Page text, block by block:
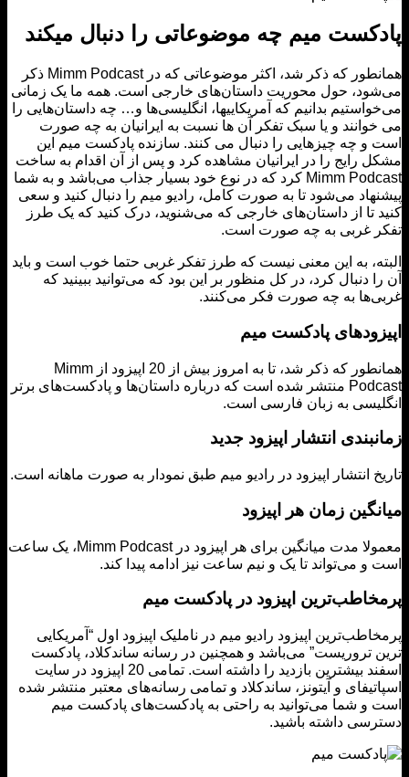
میم چه موضوعاتی را دنبال میکند
همانطور که ذکر شد، اکثر موضوعاتی که در Mimm Podcast ذکر
حول محوریت داستان‌های خارجی است. همه ما یک زمانی
می‌خواستیم بدانیم که آمریکایی‎ها، انگلیسی‌ها و… چه داستان‌هایی را
و یا سبک تفکر آن ها نسبت به ایرانیان به چه صورت
و چه چیزهایی را دنبال می کنند. سازنده پادکست میم این
رایج را در ایرانیان مشاهده کرد و پس از آن اقدام به ساخت
Mimm Podcast کرد که در نوع خود بسیار جذاب می‌باشد و به شما
می‌شود تا به صورت کامل، رادیو میم را دنبال کنید و سعی
تا از داستان‌های خارجی که می‌شنوید، درک کنید که یک طرز
غربی به چه صورت است.
به این معنی نیست که طرز تفکر غربی حتما خوب است و باید
دنبال کرد، در کل منظور بر این بود که می‌توانید ببینید که
به چه صورت فکر می‌کنند.
پادکست میم
همانطور که ذکر شد، تا به امروز بیش از 20 اپیزود از Mimm
Podcast منتشر شده است که درباره داستان‌ها و پادکست‌های برتر
به زبان فارسی است.
انتشار اپیزود جدید
انتشار اپیزود در رادیو میم طبق نمودار به صورت ماهانه است.
زمان هر اپیزود
معمولا مدت میانگین برای هر اپیزود در Mimm Podcast، یک ساعت
می‌تواند تا یک و نیم ساعت نیز ادامه پیدا کند.
اپیزود در پادکست میم
اپیزود رادیو میم در ناملیک اپیزود اول “آمریکایی
تروریست” می‌باشد و همچنین در رسانه ساندکلاد، پادکست
اسفند بیشترین بازدید را داشته است. تمامی 20 اپیزود در سایت
و آیتونز، ساندکلاد و تمامی رسانه‌های معتبر منتشر شده
و شما می‌توانید به راحتی به پادکست‌های پادکست میم
داشته باشید.